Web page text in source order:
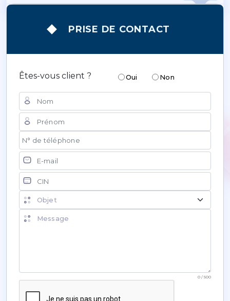
PRISE DE CONTACT
Êtes-vous client ? Oui Non
Objet de la demande
0 / 500